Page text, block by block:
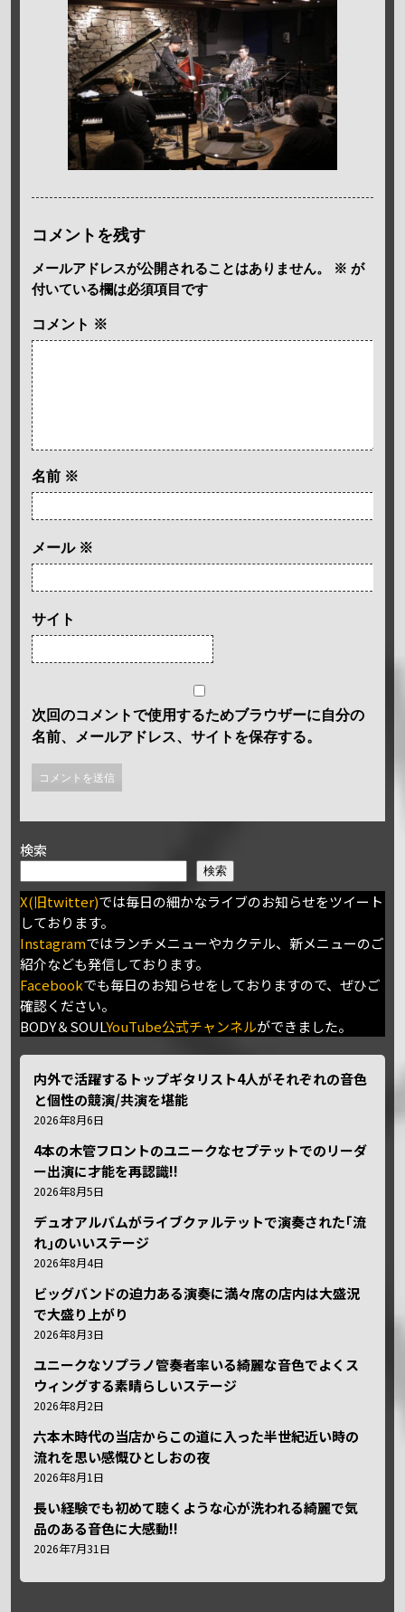
コメントを残す
メールアドレスが公開されることはありません。 ※ が
付いている欄は必須項目です
コメント ※
名前 ※
メール ※
サイト
次回のコメントで使用するためブラウザーに自分の
名前、メールアドレス、サイトを保存する。
検索
検索
X(旧twitter)では毎日の細かなライブのお知らせをツイート
しております。
Instagramではランチメニューやカクテル、新メニューのご
紹介なども発信しております。
Facebookでも毎日のお知らせをしておりますので、ぜひご
確認ください。
BODY＆SOULYouTube公式チャンネルができました。
内外で活躍するトップギタリスト4人がそれぞれの音色
と個性の競演/共演を堪能
2026年8月6日
4本の木管フロントのユニークなセプテットでのリーダ
ー出演に才能を再認識!!
2026年8月5日
デュオアルバムがライブクァルテットで演奏された｢流
れ｣のいいステージ
2026年8月4日
ビッグバンドの迫力ある演奏に満々席の店内は大盛況
で大盛り上がり
2026年8月3日
ユニークなソプラノ管奏者率いる綺麗な音色でよくス
ウィングする素晴らしいステージ
2026年8月2日
六本木時代の当店からこの道に入った半世紀近い時の
流れを思い感慨ひとしおの夜
2026年8月1日
長い経験でも初めて聴くような心が洗われる綺麗で気
品のある音色に大感動!!
2026年7月31日